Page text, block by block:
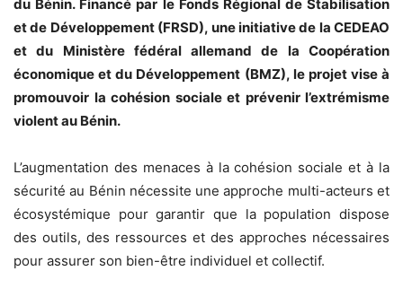
du Bénin. Financé par le Fonds Régional de Stabilisation
et de Développement (FRSD), une initiative de la CEDEAO
et du Ministère fédéral allemand de la Coopération
économique et du Développement (BMZ), le projet vise à
promouvoir la cohésion sociale et prévenir l’extrémisme
violent au Bénin.
L’augmentation des menaces à la cohésion sociale et à la
sécurité au Bénin nécessite une approche multi-acteurs et
écosystémique pour garantir que la population dispose
des outils, des ressources et des approches nécessaires
pour assurer son bien-être individuel et collectif.